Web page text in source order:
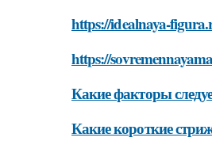
https://idealnaya-
https://
Какие факторы
Какие короткие